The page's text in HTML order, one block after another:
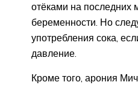
отёками на последних
беременности. Но
употребления сока,
давление.
Кроме того, арония